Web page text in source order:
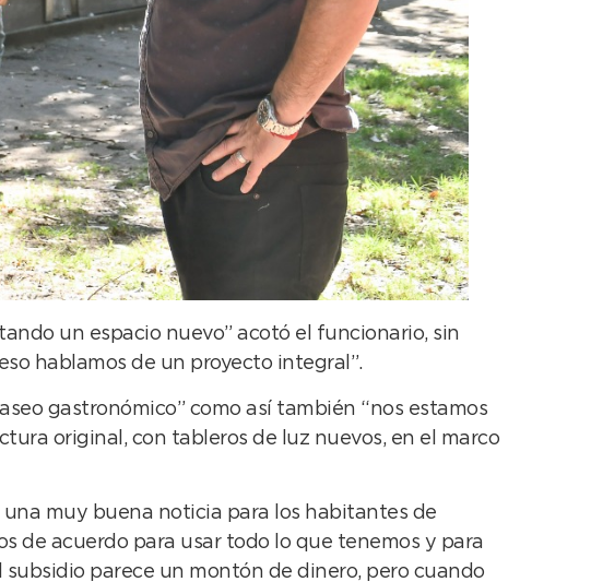
un espacio nuevo” acotó el funcionario, sin
hablamos de un proyecto integral”.
gastronómico” como así también “nos estamos
original, con tableros de luz nuevos, en el marco
una muy buena noticia para los habitantes de
de acuerdo para usar todo lo que tenemos y para
parece un montón de dinero, pero cuando